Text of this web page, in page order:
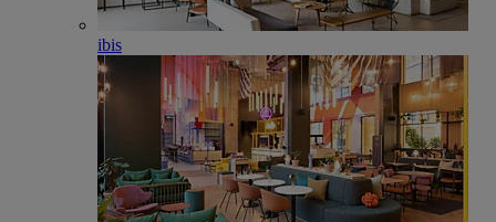
ibis